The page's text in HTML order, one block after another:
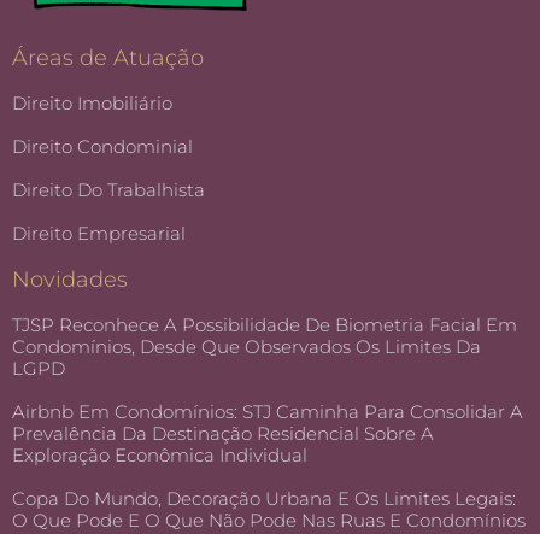
Áreas de Atuação
Direito Imobiliário
Direito Condominial
Direito Do Trabalhista
Direito Empresarial
Novidades
TJSP Reconhece A Possibilidade De Biometria Facial Em
Condomínios, Desde Que Observados Os Limites Da
LGPD
Airbnb Em Condomínios: STJ Caminha Para Consolidar A
Prevalência Da Destinação Residencial Sobre A
Exploração Econômica Individual
Copa Do Mundo, Decoração Urbana E Os Limites Legais:
O Que Pode E O Que Não Pode Nas Ruas E Condomínios